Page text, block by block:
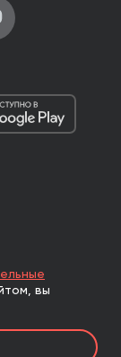
фикшн»,
ПРО».вы